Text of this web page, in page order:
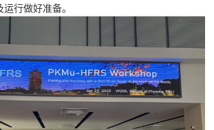
行做好准备。